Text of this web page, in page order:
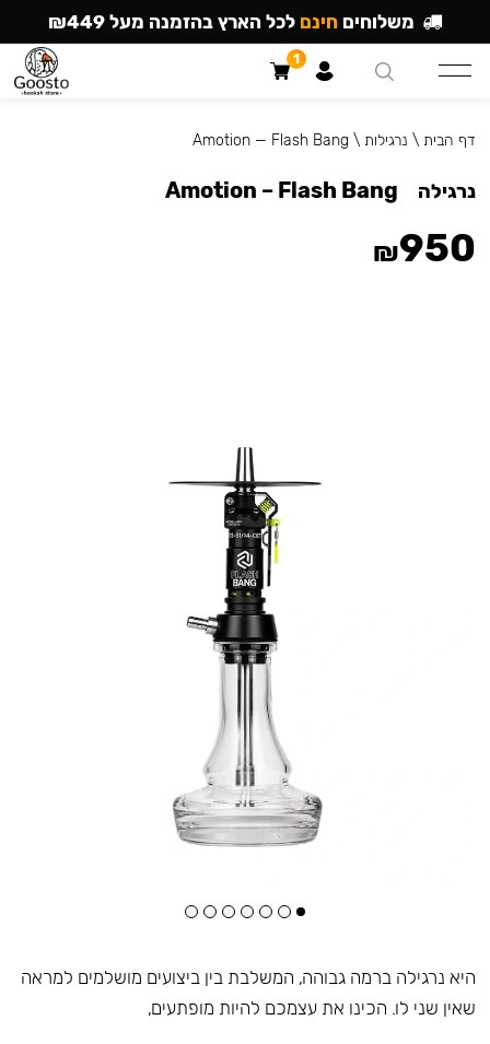
היא נרגילה ברמה גבוהה, המשלבת בין ביצועים מושלמים למראה
שאין שני לו. הכינו את עצמכם להיות מופתעים,
דף הבית \ נרגילות \
Amotion — Flash Bang
נרגילה Amotion – Flash Bang
₪950
משלוחים חינם לכל הארץ בהזמנה מעל ₪449
1